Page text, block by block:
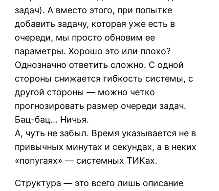
задач). А вместо этого, при попытке
добавить задачу, которая уже есть в
очереди, мы просто обновим ее
параметры. Хорошо это или плохо?
Однозначно ответить сложно. С одной
стороны снижается гибкость системы, с
другой стороны — можно четко
прогнозировать размер очереди задач.
Бац-бац… Ничья.
А, чуть не забыл. Время указывается не в
привычных минутах и секундах, а в неких
«попугаях» — системных ТИКах.
Структура — это всего лишь описание